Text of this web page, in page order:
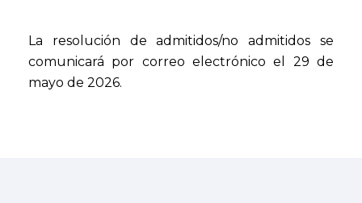
La resolución de admitidos/no admitidos se
comunicará por correo electrónico el 29 de
mayo de 2026.